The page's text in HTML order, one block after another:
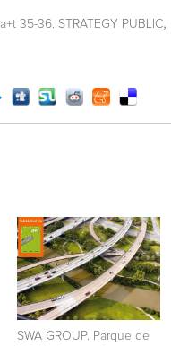
a+t 35-36. STRATEGY PUBLIC,
SWA GROUP. Parque de